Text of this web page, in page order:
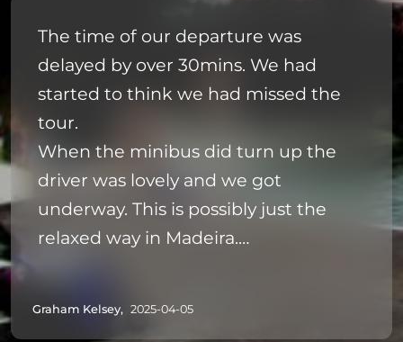
The time of our departure was
delayed by over 30mins. We had
started to think we had missed the
tour.
When the minibus did turn up the
driver was lovely and we got
underway. This is possibly just the
relaxed way in Madeira.
Graham Kelsey, 2025-04-05